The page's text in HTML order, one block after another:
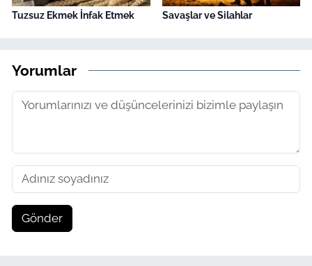
Tuzsuz Ekmek İnfak Etmek Savaşlar ve Silahlar
Yorumlar
Gönder